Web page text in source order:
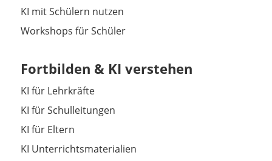
KI mit Schülern nutzen
Workshops für Schüler
Fortbilden & KI verstehen
KI für Lehrkräfte
KI für Schulleitungen
KI für Eltern
KI Unterrichtsmaterialien